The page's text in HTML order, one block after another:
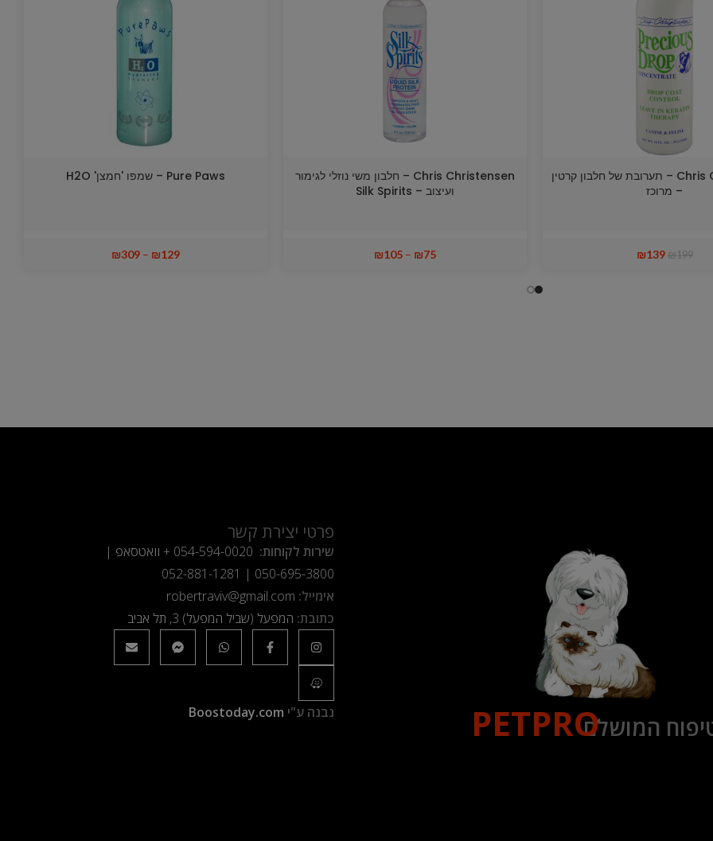
Chris Christensen – תערובת של חלבון קרטין
– מרוכז
₪199
₪139
Chris Christensen – חלבון משי נוזלי לגימור
ועיצוב – Silk Spirits
₪75
–
₪105
Pure Paws – שמפו 'חמצן' H2O
₪129
–
₪309
המושלםPETPRO
פרטי יצירת קשר
שירות לקוחות: 054-594-0020 + וואטסאפ |
050-695-3800
|
052-881-1281
אימייל: robertraviv@gmail.com
כתובת: המפעל (שביל המפעל) 3, תל אביב
נבנה ע"י Boostoday.com